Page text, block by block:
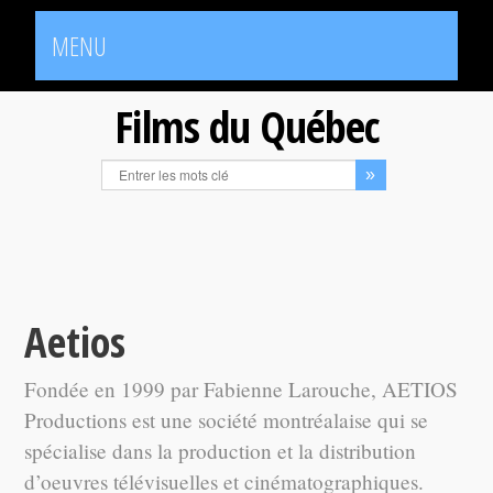
MENU
Films du Québec
Aetios
Fondée en 1999 par Fabienne Larouche, AETIOS
Productions est une société montréalaise qui se
spécialise dans la production et la distribution
d’oeuvres télévisuelles et cinématographiques.